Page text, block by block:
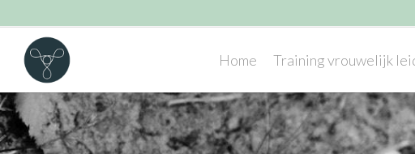
Home Training vrouwelijk